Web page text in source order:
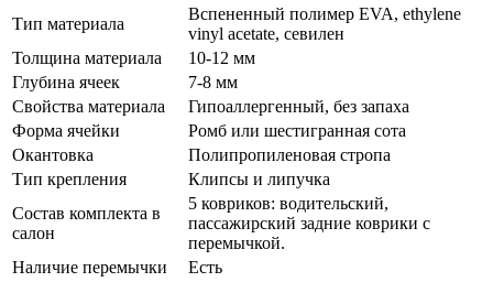
Тип материала
Вспененный полимер EVA, ethylene
vinyl acetate, севилен
Толщина материала
10-12 мм
Глубина ячеек
7-8 мм
Свойства материала
Гипоаллергенный, без запаха
Форма ячейки
Ромб или шестигранная сота
Окантовка
Полипропиленовая стропа
Тип крепления
Клипсы и липучка
Состав комплекта в
салон
5 ковриков: водительский,
пассажирский задние коврики с
перемычкой.
Наличие перемычки
Есть